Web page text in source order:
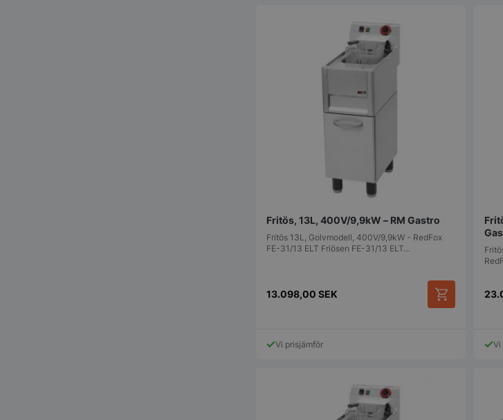
Fritös, 13L, 400V/9,9kW – RM Gastro
Fritös 13L, Golvmodell, 400V/9,9kW - RedFox
FE-31/13 ELT Friösen FE-31/13 ELT…
13.098,00 SEK
Vi prisjämför Vi
PHPSESSID
storkoksbutiken.se
Google Privacy Policy